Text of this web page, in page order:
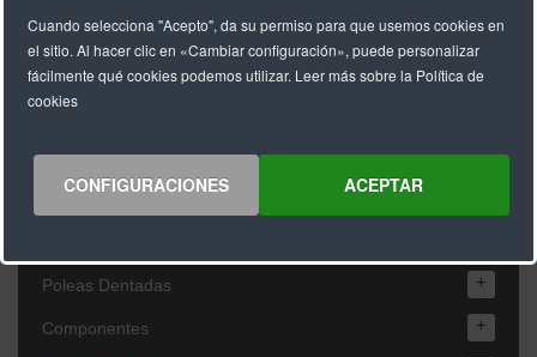
Correas Dentadas Grado Industria Alimentaria +
Correas Dentadas De Breco
Recubrimientos
Empujadores
Poleas Dentadas +
Componentes +
Cuando selecciona "Acepto", da su permiso para que usemos cookies en
el sitio. Al hacer clic en «Cambiar configuración», puede personalizar
fácilmente qué cookies podemos utilizar. Leer más sobre la Política de
cookies
ACEPTAR
CONFIGURACIONES